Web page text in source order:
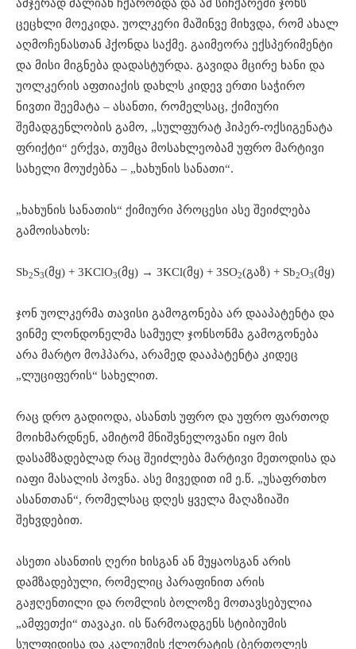
ამჯერად ძალიან ჩქარობდა და ამ სიჩქარეში ჯოხს
ცეცხლი მოეკიდა. უოლკერი მაშინვე მიხვდა, რომ ახალ
აღმოჩენასთან ჰქონდა საქმე. გაიმეორა ექსპერიმენტი
და მისი მიგნება დადასტურდა. გავიდა მცირე ხანი და
უოლკერის აფთიაქის დახლს კიდევ ერთი საჭირო
ნივთი შეემატა – ასანთი, რომელსაც, ქიმიური
შემადგენლობის გამო, „სულფურატ ჰიპერ-ოქსიგენატა
ფრიქტი“ ერქვა, თუმცა მოსახლეობამ უფრო მარტივი
სახელი მოუძებნა – „ხახუნის სანათი“.
„ხახუნის სანათის“ ქიმიური პროცესი ასე შეიძლება
გამოისახოს:
Sb2S3(მყ) + 3KClO3(მყ) → 3KCl(მყ) + 3SO2(გაზ) + Sb2O3(მყ)
ჯონ უოლკერმა თავისი გამოგონება არ დააპატენტა და
ვინმე ლონდონელმა სამუელ ჯონსონმა გამოგონება
არა მარტო მოჰპარა, არამედ დააპატენტა კიდეც
„ლუციფერის“ სახელით.
რაც დრო გადიოდა, ასანთს უფრო და უფრო ფართოდ
მოიხმარდნენ, ამიტომ მნიშვნელოვანი იყო მის
დასამზადებლად რაც შეიძლება მარტივი მეთოდისა და
იაფი მასალის პოვნა. ასე მივედით იმ ე.წ. „უსაფრთხო
ასანთთან“, რომელსაც დღეს ყველა მაღაზიაში
შეხვდებით.
ასეთი ასანთის ღერი ხისგან ან მუყაოსგან არის
დამზადებული, რომელიც პარაფინით არის
გაჟღენთილი და რომლის ბოლოზე მოთავსებულია
„ამფეთქი“ თავაკი. ის წარმოადგენს სტიბიუმის
სულფიდისა და კალიუმის ქლორატის (ბერთოლეს